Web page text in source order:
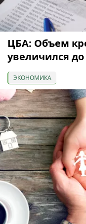
ЦБА: Объем
увеличился
ЭКОНОМИКА